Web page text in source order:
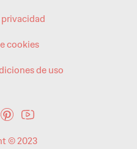
cookies
de uso
© 2023